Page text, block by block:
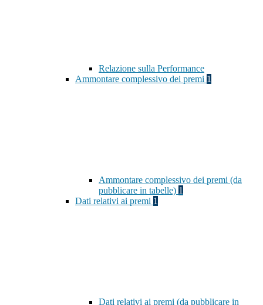
Relazione sulla Performance
Ammontare complessivo dei premi 1
Ammontare complessivo dei premi (da
pubblicare in tabelle) 1
Dati relativi ai premi 1
Dati relativi ai premi (da pubblicare in